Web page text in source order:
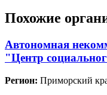
Похожие
Автономная
"Центр
Регион: Приморский